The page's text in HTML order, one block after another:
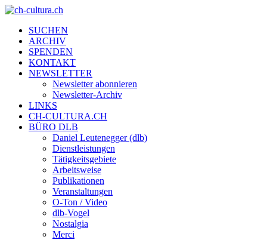
SUCHEN
ARCHIV
SPENDEN
KONTAKT
NEWSLETTER
Newsletter abonnieren
Newsletter-Archiv
LINKS
CH-CULTURA.CH
BÜRO DLB
Daniel Leutenegger (dlb)
Dienstleistungen
Tätigkeitsgebiete
Arbeitsweise
Publikationen
Veranstaltungen
O-Ton / Video
dlb-Vogel
Nostalgia
Merci